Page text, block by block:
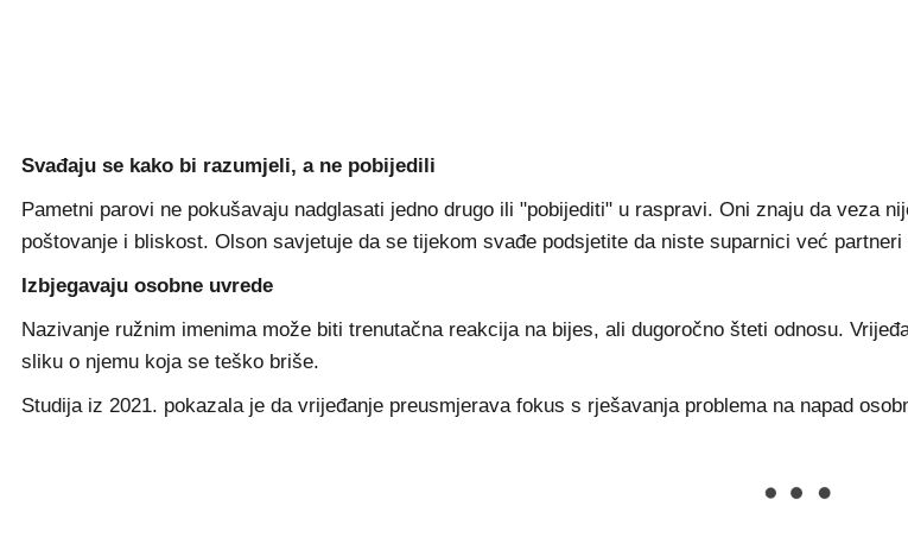
Svađaju se kako bi razumjeli, a ne pobijedili
Pametni parovi ne pokušavaju nadglasati jedno drugo ili "pobijediti" u raspravi. Oni znaju da veza
poštovanje i bliskost. Olson savjetuje da se tijekom svađe podsjetite da niste suparnici već
Izbjegavaju osobne uvrede
Nazivanje ružnim imenima može biti trenutačna reakcija na bijes, ali dugoročno šteti odnosu.
sliku o njemu koja se teško briše.
Studija iz 2021. pokazala je da vrijeđanje preusmjerava fokus s rješavanja problema na napad